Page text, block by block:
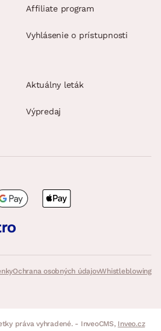
Affiliate program
Vyhlásenie o prístupnosti
Ochrana osobných údajovWhistleblowing
Aktuálny leták
Výpredaj
práva vyhradené. - InveoCMS, Inveo.cz